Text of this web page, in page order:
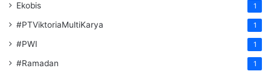
Ekobis 1
#PTViktoriaMultiKarya 1
#PWI 1
#Ramadan 1